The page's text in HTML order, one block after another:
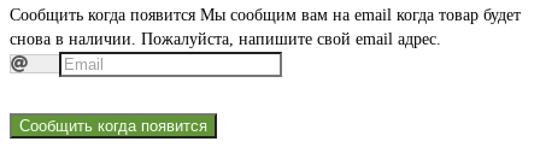
Сообщить когда появится Мы сообщим вам на email когда товар будет
снова в наличии. Пожалуйста, напишите свой email адрес.
Сообщить когда появится